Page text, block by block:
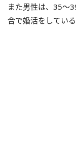
また男性は、35～
合で婚活をしてい